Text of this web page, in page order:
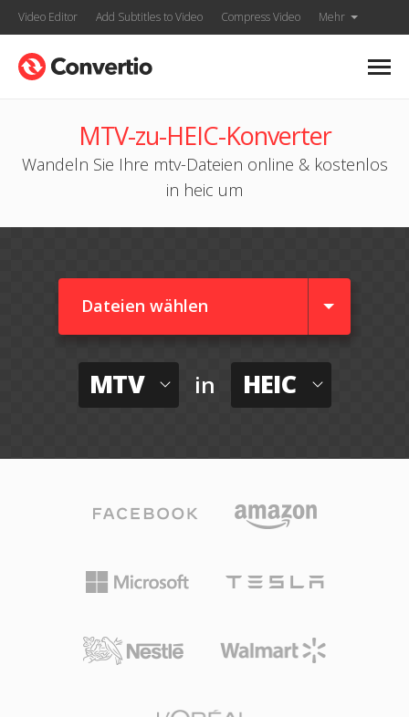
Video Editor Add Subtitles to Video Compress Video Mehr
MTV-zu-HEIC-Konverter
Wandeln Sie Ihre mtv-Dateien online & kostenlos
in heic um
Dateien wählen
MTV in HEIC